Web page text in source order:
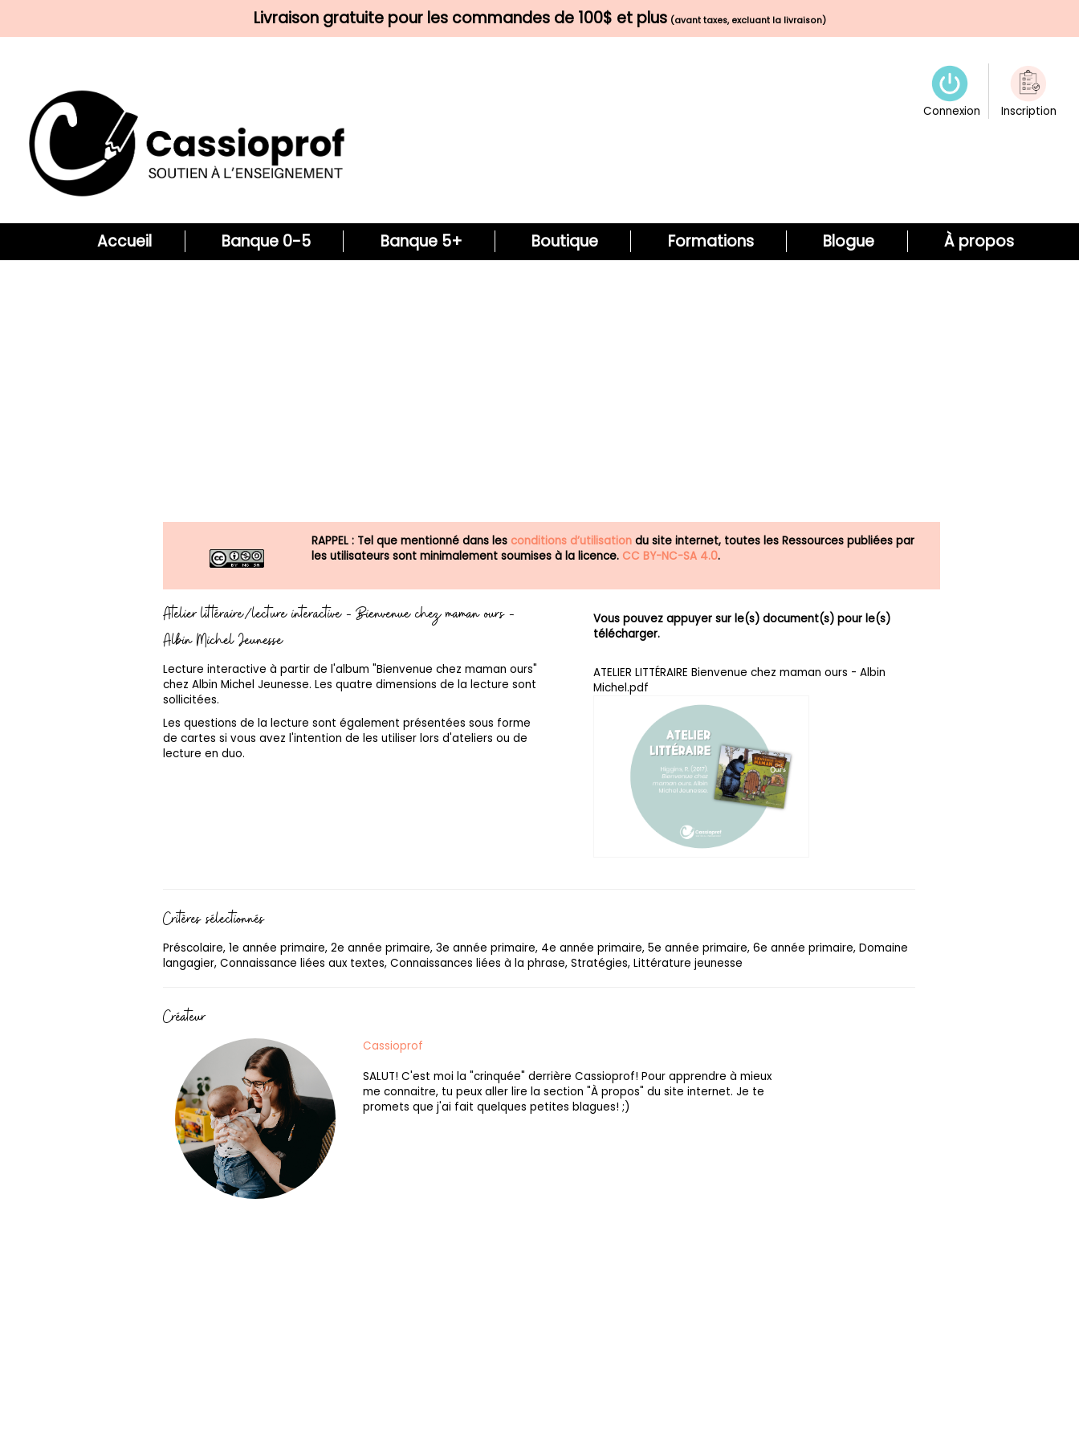
Livraison gratuite pour les commandes de 100$ et plus (avant taxes, excluant la livraison)
Connexion Inscription
Accueil Banque 0-5 Banque 5+ Boutique Formations Blogue À propos
RAPPEL : Tel que mentionné dans les conditions d’utilisation du site internet, toutes les Ressources publiées par
les utilisateurs sont minimalement soumises à la licence. CC BY-NC-SA 4.0.
Atelier littéraire/lecture interactive - Bienvenue chez maman ours -
Albin Michel Jeunesse
Lecture interactive à partir de l'album "Bienvenue chez maman ours"
chez Albin Michel Jeunesse. Les quatre dimensions de la lecture sont
sollicitées.
Les questions de la lecture sont également présentées sous forme
de cartes si vous avez l'intention de les utiliser lors d'ateliers ou de
lecture en duo.
Vous pouvez appuyer sur le(s) document(s) pour le(s)
télécharger.
ATELIER LITTÉRAIRE Bienvenue chez maman ours - Albin
Michel.pdf
Critères sélectionnés
Préscolaire, 1e année primaire, 2e année primaire, 3e année primaire, 4e année primaire, 5e année primaire, 6e année primaire, Domaine
langagier, Connaissance liées aux textes, Connaissances liées à la phrase, Stratégies, Littérature jeunesse
Créateur
Cassioprof
SALUT! C'est moi la "crinquée" derrière Cassioprof! Pour apprendre à mieux
me connaitre, tu peux aller lire la section "À propos" du site internet. Je te
promets que j'ai fait quelques petites blagues! ;)